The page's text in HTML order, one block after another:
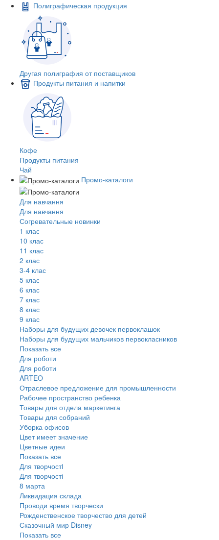
Полиграфическая продукция
Другая полиграфия от поставщиков
Продукты питания и напитки
Кофе
Продукты питания
Чай
Промо-каталоги
Для навчання
Для навчання
Согревательные новинки
1 клас
10 клас
11 клас
2 клас
3-4 клас
5 клас
6 клас
7 клас
8 клас
9 клас
Наборы для будущих девочек первоклашок
Наборы для будущих мальчиков первокласников
Показать все
Для роботи
Для роботи
ARTEO
Отраслевое предложение для промышленности
Рабочее пространство ребенка
Товары для отдела маркетинга
Товары для собраний
Уборка офисов
Цвет имеет значение
Цветные идеи
Показать все
Для творчостi
Для творчостi
8 марта
Ликвидация склада
Проводи время творчески
Рожденственское творчество для детей
Сказочный мир Disney
Показать все